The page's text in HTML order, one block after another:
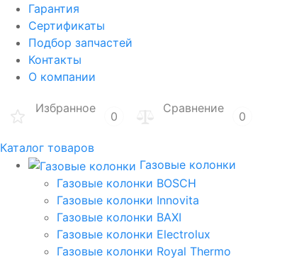
Гарантия
Сертификаты
Подбор запчастей
Контакты
О компании
Избранное
0
Сравнение
0
Каталог товаров
Газовые колонки
Газовые колонки BOSCH
Газовые колонки Innovita
Газовые колонки BAXI
Газовые колонки Electrolux
Газовые колонки Royal Thermo